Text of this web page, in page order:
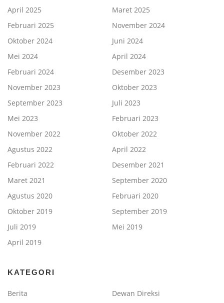
April 2025
Maret 2025
Februari 2025
November 2024
Oktober 2024
Juni 2024
Mei 2024
April 2024
Februari 2024
Desember 2023
November 2023
Oktober 2023
September 2023
Juli 2023
Mei 2023
Februari 2023
November 2022
Oktober 2022
Agustus 2022
April 2022
Februari 2022
Desember 2021
Maret 2021
September 2020
Agustus 2020
Februari 2020
Oktober 2019
September 2019
Juli 2019
Mei 2019
April 2019
KATEGORI
Berita
Dewan Direksi